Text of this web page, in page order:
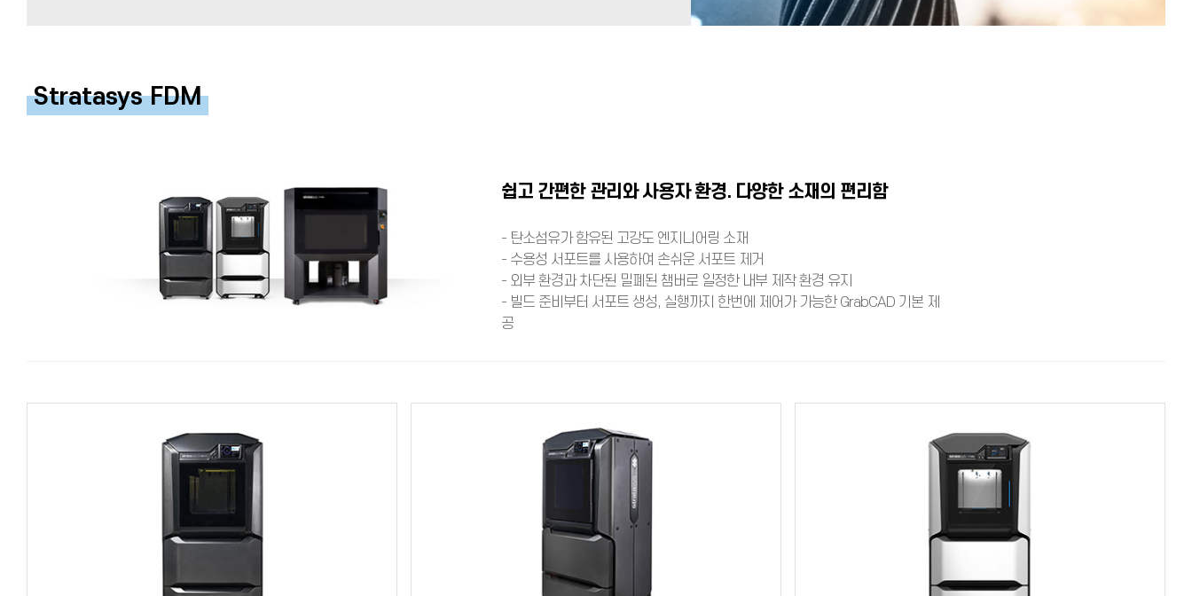
Stratasys FDM
쉽고 간편한 관리와 사용자 환경. 다양한 소재의 편리함
- 탄소섬유가 함유된 고강도 엔지니어링 소재
- 수용성 서포트를 사용하여 손쉬운 서포트 제거
- 외부 환경과 차단된 밀폐된 챔버로 일정한 내부 제작 환경 유지
- 빌드 준비부터 서포트 생성, 실행까지 한번에 제어가 가능한 GrabCAD 기본 제
공